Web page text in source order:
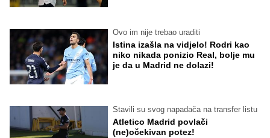
Ovo im nije trebao uraditi
Istina izašla na vidjelo! Rodri kao
niko nikada ponizio Real, bolje mu
je da u Madrid ne dolazi!
Stavili su svog napadača na transfer listu
Atletico Madrid povlači
(ne)očekivan potez!